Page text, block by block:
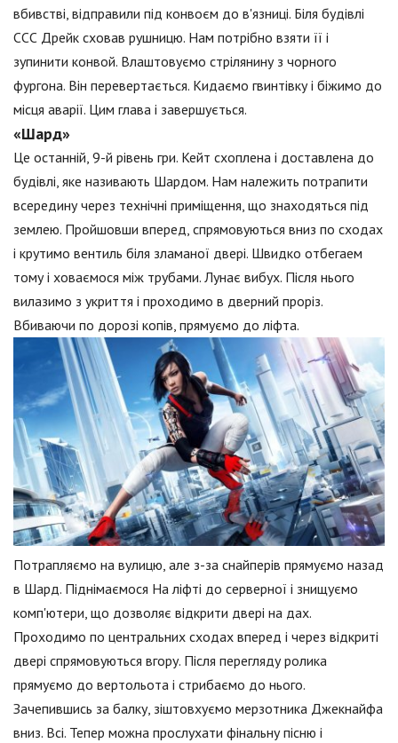
вбивстві, відправили під конвоєм до в'язниці. Біля будівлі
ССС Дрейк сховав рушницю. Нам потрібно взяти її і
зупинити конвой. Влаштовуємо стрілянину з чорного
фургона. Він перевертається. Кидаємо гвинтівку і біжимо до
місця аварії. Цим глава і завершується.
«Шард»
Це останній, 9-й рівень гри. Кейт схоплена і доставлена до
будівлі, яке називають Шардом. Нам належить потрапити
всередину через технічні приміщення, що знаходяться під
землею. Пройшовши вперед, спрямовуються вниз по сходах
і крутимо вентиль біля зламаної двері. Швидко отбегаем
тому і ховаємося між трубами. Лунає вибух. Після нього
вилазимо з укриття і проходимо в дверний проріз.
Вбиваючи по дорозі копів, прямуємо до ліфта.
Потрапляємо на вулицю, але з-за снайперів прямуємо назад
в Шард. Піднімаємося На ліфті до серверної і знищуємо
комп'ютери, що дозволяє відкрити двері на дах.
Проходимо по центральних сходах вперед і через відкриті
двері спрямовуються вгору. Після перегляду ролика
прямуємо до вертольота і стрибаємо до нього.
Зачепившись за балку, зіштовхуємо мерзотника Джекнайфа
вниз. Всі. Тепер можна прослухати фінальну пісню і